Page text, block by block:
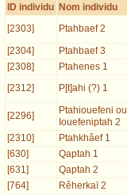
ID individu Nom individu
[2303]
Ptahbaef 2
[2304]
Ptahbaef 3
[2308]
Ptahenes 1
[2312]
P[t]ahi (?) 1
[2296]
Ptahiouefeni ou
Iouefeniptah 2
[2310]
Ptahkhâef 1
[630]
Qaptah 1
[631]
Qaptah 2
[764]
Rêherkaï 2